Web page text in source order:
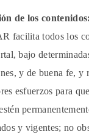
de los contenidos:
facilita todos los
bajo
y de buena fe, y
esfuerzos para
y vigentes; no